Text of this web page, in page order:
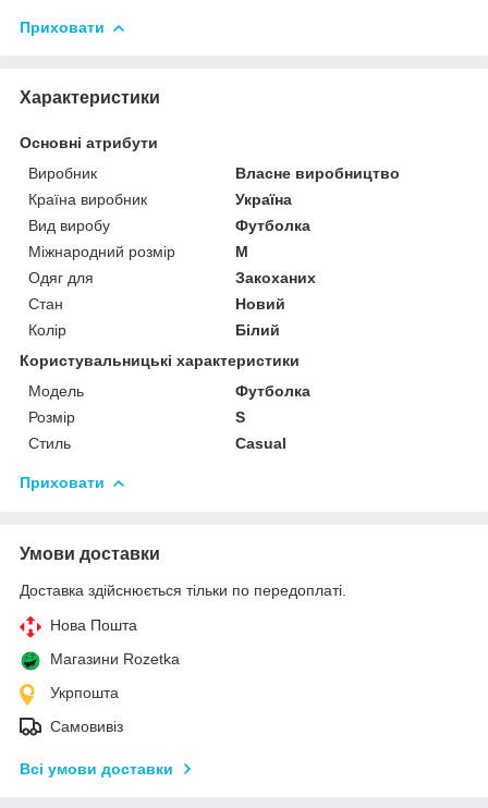
Приховати
Характеристики
Основні атрибути
Виробник
Власне виробництво
Країна виробник
Україна
Вид виробу
Футболка
Міжнародний розмір
M
Одяг для
Закоханих
Стан
Новий
Колір
Білий
Користувальницькі характеристики
Модель
Футболка
Розмір
S
Стиль
Casual
Приховати
Умови доставки
Доставка здійснюється тільки по передоплаті.
Нова Пошта
Магазини Rozetka
Укрпошта
Самовивіз
Всі умови доставки